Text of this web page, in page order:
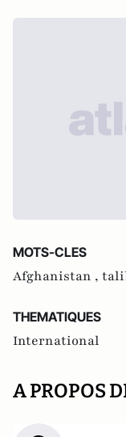
MOTS-CLES
Afghanistan ,
THEMATIQUES
International
A PROPOS